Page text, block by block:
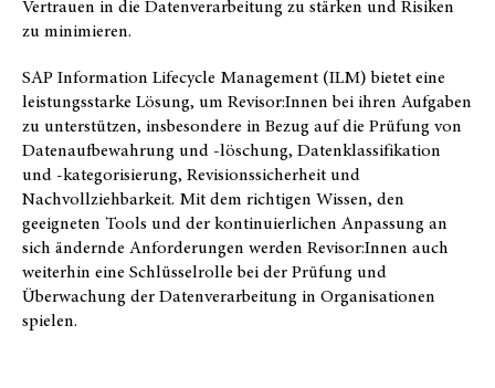
Vertrauen in die Datenverarbeitung zu stärken und Risiken
zu minimieren.
SAP Information Lifecycle Management (ILM) bietet eine
leistungsstarke Lösung, um Revisor:Innen bei ihren Aufgaben
zu unterstützen, insbesondere in Bezug auf die Prüfung von
Datenaufbewahrung und -löschung, Datenklassifikation
und -kategorisierung, Revisionssicherheit und
Nachvollziehbarkeit. Mit dem richtigen Wissen, den
geeigneten Tools und der kontinuierlichen Anpassung an
sich ändernde Anforderungen werden Revisor:Innen auch
weiterhin eine Schlüsselrolle bei der Prüfung und
Überwachung der Datenverarbeitung in Organisationen
spielen.